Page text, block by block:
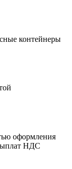
контейнеры
оформления
НДС